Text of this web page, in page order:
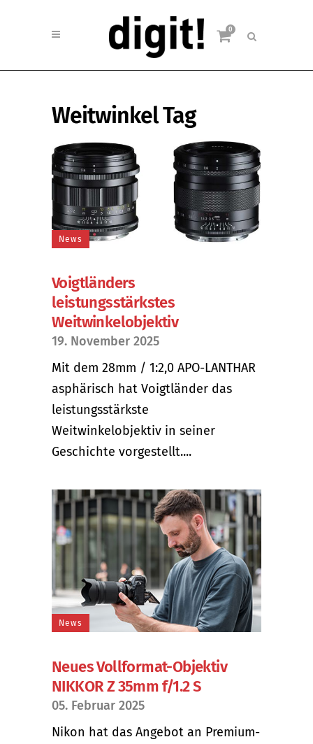
0
Weitwinkel Tag
News
Voigtländers
leistungsstärkstes
Weitwinkelobjektiv
19. November 2025
Mit dem 28mm / 1:2,0 APO-LANTHAR
asphärisch hat Voigtländer das
leistungsstärkste
Weitwinkelobjektiv in seiner
Geschichte vorgestellt....
News
Neues Vollformat-Objektiv
NIKKOR Z 35mm f/1.2 S
05. Februar 2025
Nikon hat das Angebot an Premium-